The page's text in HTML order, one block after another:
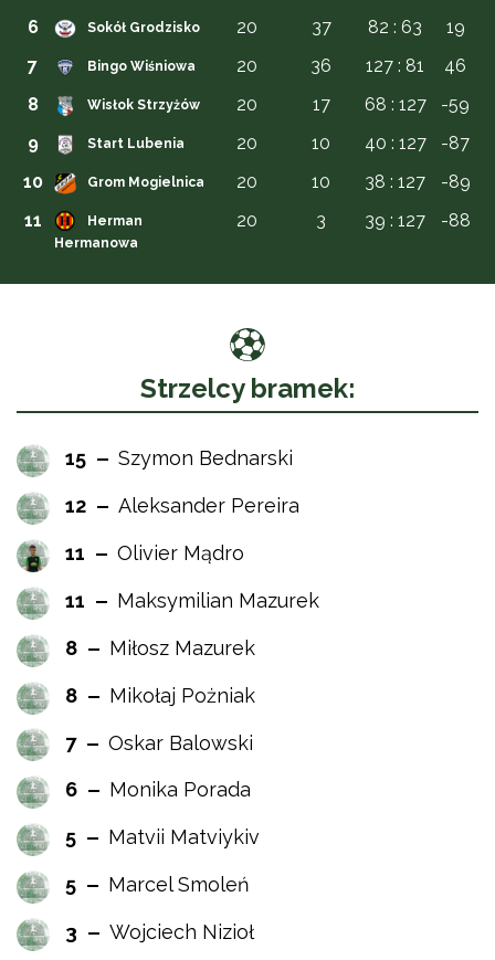
6 Sokół Grodzisko 20 37 82 : 63
19
7
Bingo Wiśniowa 20 36 127 : 81
46
8
Wisłok Strzyżów 20 17 68 : 127
-59
9
Start Lubenia 20 10 40 : 127
-87
10
Grom Mogielnica 20 10 38 : 127
-89
11
Herman
Hermanowa
20 3 39 : 127 -88
Strzelcy bramek:
15 Szymon Bednarski
12 Aleksander Pereira
11 Olivier Mądro
11 Maksymilian Mazurek
8 Miłosz Mazurek
8 Mikołaj Pożniak
7 Oskar Balowski
6 Monika Porada
5 Matvii Matviykiv
5 Marcel Smoleń
3 Wojciech Nizioł